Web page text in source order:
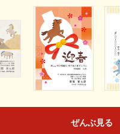
ぜんぶ見る